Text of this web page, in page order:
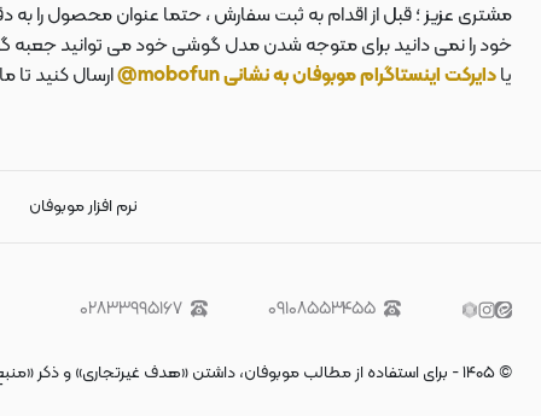
مشتری عزیز ؛ قبل از اقدام به ثبت سفارش ، حتما عنوان محصول را
خود را نمی دانید برای متوجه شدن مدل گوشی خود می توانید جعبه
یادایرکت اینستاگرام موبوفان به نشانی mobofun@ ارسال کنید
نرم افزار موبوفان
۰۹۱۰۸۵۵۳۴۵۵ ۰۲۸۳۳۹۹۵۱۶۷
©۱۴۰۵- برای استفاده از مطالب موبوفان، داشتن «هدف غیرتجاری» و ذکر